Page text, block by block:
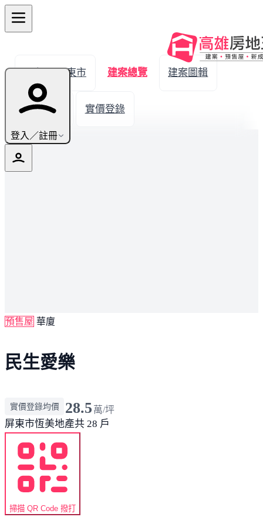
登入／註冊
← 返回屏東市 建案總覽 建案圖輯
生活機能 實價登錄
預售屋 華廈
民生愛樂
實價登錄均價 28.5 萬/坪
屏東市恆美地產共 28 戶
掃描 QR Code 撥打